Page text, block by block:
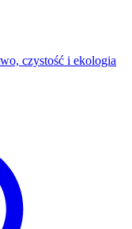
czystość i ekologia